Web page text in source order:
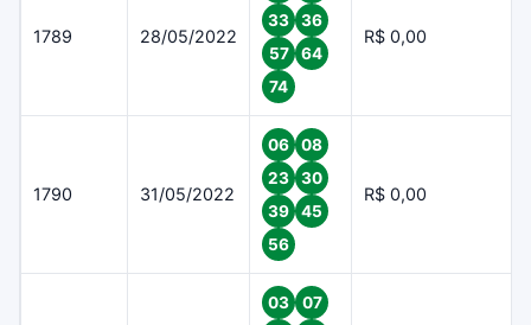
1789 28/05/2022
33
36
57
64
74
R$ 0,00
1790 31/05/2022
06
08
23
30
39
45
56
R$ 0,00
03
07